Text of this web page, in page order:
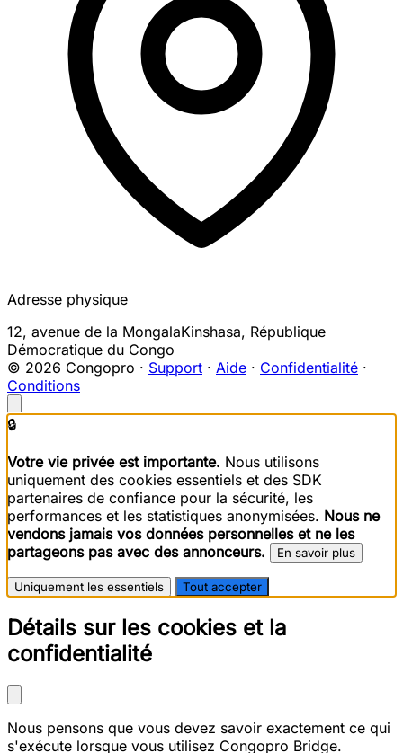
Adresse physique
12, avenue de la MongalaKinshasa, République
Démocratique du Congo
© 2026 Congopro · Support · Aide · Confidentialité ·
Conditions
🔒
Votre vie privée est importante. Nous utilisons
uniquement des cookies essentiels et des SDK
partenaires de confiance pour la sécurité, les
performances et les statistiques anonymisées. Nous ne
vendons jamais vos données personnelles et ne les
partageons pas avec des annonceurs.
En savoir plus
Uniquement les essentiels Tout accepter
Détails sur les cookies et la
confidentialité
Nous pensons que vous devez savoir exactement ce qui
s'exécute lorsque vous utilisez Congopro Bridge.